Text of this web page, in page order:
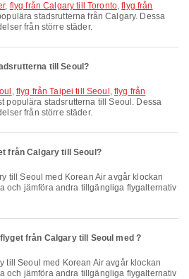
, flyg från Calgary till Toronto,flyg från
stadsrutterna från Calgary. Dessa
från större städer.
till Seoul?
, flyg från Taipei till Seoul , flyg från
populära stadsrutterna till Seoul. Dessa
från större städer.
från Calgary till Seoul?
och jämföra andra tillgängliga flygalternativ
från Calgary till Seoul med ?
och jämföra andra tillgängliga flygalternativ